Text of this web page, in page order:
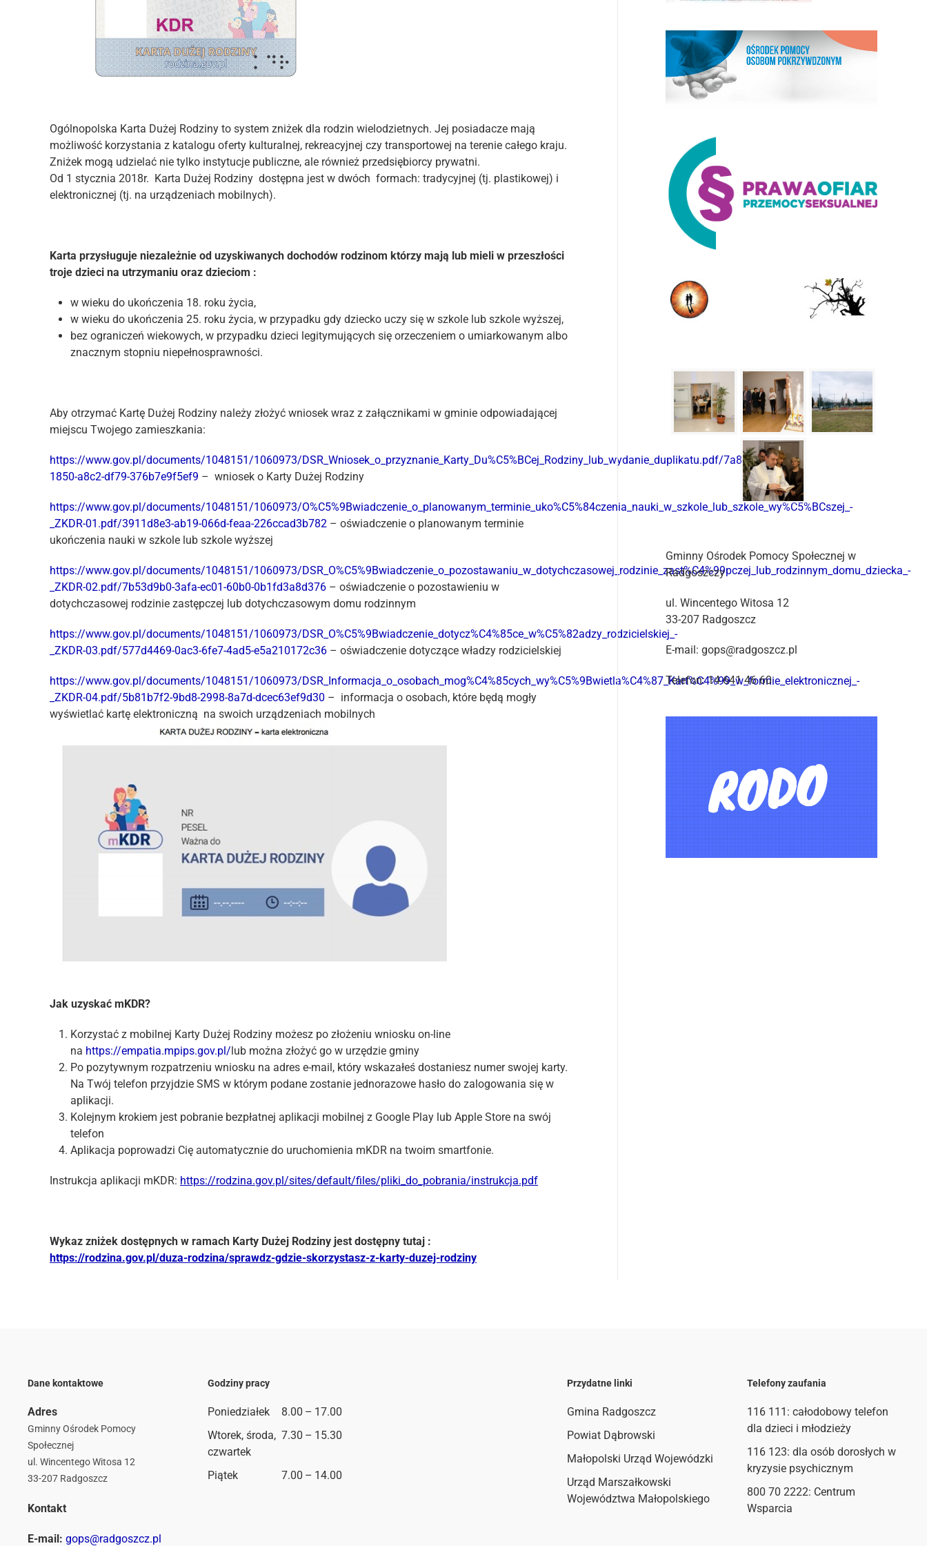
Ogólnopolska Karta Dużej Rodziny to system zniżek dla rodzin wielodzietnych. Jej posiadacze mają
możliwość korzystania z katalogu oferty kulturalnej, rekreacyjnej czy transportowej na terenie całego kraju.
Zniżek mogą udzielać nie tylko instytucje publiczne, ale również przedsiębiorcy prywatni.
Od 1 stycznia 2018r. Karta Dużej Rodziny dostępna jest w dwóch formach: tradycyjnej (tj. plastikowej) i
elektronicznej (tj. na urządzeniach mobilnych).
Karta przysługuje niezależnie od uzyskiwanych dochodów rodzinom którzy mają lub mieli w przeszłości
troje dzieci na utrzymaniu oraz dzieciom :
w wieku do ukończenia 18. roku życia,
w wieku do ukończenia 25. roku życia, w przypadku gdy dziecko uczy się w szkole lub szkole wyższej,
bez ograniczeń wiekowych, w przypadku dzieci legitymujących się orzeczeniem o umiarkowanym albo
znacznym stopniu niepełnosprawności.
Aby otrzymać Kartę Dużej Rodziny należy złożyć wniosek wraz z załącznikami w gminie odpowiadającej
miejscu Twojego zamieszkania:
https://www.gov.pl/documents/1048151/1060973/DSR_Wniosek_o_przyznanie_Karty_Du%C5%BCej_Rodziny_lub_wydanie_duplikatu.pdf/7a8cf82e-
1850-a8c2-df79-376b7e9f5ef9 – wniosek o Karty Dużej Rodziny
https://www.gov.pl/documents/1048151/1060973/O%C5%9Bwiadczenie_o_planowanym_terminie_uko%C5%84czenia_nauki_w_szkole_lub_szkole_wy%C5%BCszej_-
_ZKDR-01.pdf/3911d8e3-ab19-066d-feaa-226ccad3b782 – oświadczenie o planowanym terminie
ukończenia nauki w szkole lub szkole wyższej
https://www.gov.pl/documents/1048151/1060973/DSR_O%C5%9Bwiadczenie_o_pozostawaniu_w_dotychczasowej_rodzinie_zast%C4%99pczej_lub_rodzinnym_domu_dziecka_-
_ZKDR-02.pdf/7b53d9b0-3afa-ec01-60b0-0b1fd3a8d376 – oświadczenie o pozostawieniu w
dotychczasowej rodzinie zastępczej lub dotychczasowym domu rodzinnym
https://www.gov.pl/documents/1048151/1060973/DSR_O%C5%9Bwiadczenie_dotycz%C4%85ce_w%C5%82adzy_rodzicielskiej_-
_ZKDR-03.pdf/577d4469-0ac3-6fe7-4ad5-e5a210172c36 – oświadczenie dotyczące władzy rodzicielskiej
https://www.gov.pl/documents/1048151/1060973/DSR_Informacja_o_osobach_mog%C4%85cych_wy%C5%9Bwietla%C4%87_Kart%C4%99_w_formie_elektronicznej_-
_ZKDR-04.pdf/5b81b7f2-9bd8-2998-8a7d-dcec63ef9d30 – informacja o osobach, które będą mogły
wyświetlać kartę elektroniczną na swoich urządzeniach mobilnych
Jak uzyskać mKDR?
Korzystać z mobilnej Karty Dużej Rodziny możesz po złożeniu wniosku on-line
na https://empatia.mpips.gov.pl/lub można złożyć go w urzędzie gminy
Po pozytywnym rozpatrzeniu wniosku na adres e-mail, który wskazałeś dostaniesz numer swojej karty.
Na Twój telefon przyjdzie SMS w którym podane zostanie jednorazowe hasło do zalogowania się w
aplikacji.
Kolejnym krokiem jest pobranie bezpłatnej aplikacji mobilnej z Google Play lub Apple Store na swój
telefon
Aplikacja poprowadzi Cię automatycznie do uruchomienia mKDR na twoim smartfonie.
Instrukcja aplikacji mKDR: https://rodzina.gov.pl/sites/default/files/pliki_do_pobrania/instrukcja.pdf
Wykaz zniżek dostępnych w ramach Karty Dużej Rodziny jest dostępny tutaj :
https://rodzina.gov.pl/duza-rodzina/sprawdz-gdzie-skorzystasz-z-karty-duzej-rodziny
Gminny Ośrodek Pomocy Społecznej w
Radgoszczy
ul. Wincentego Witosa 12
33-207 Radgoszcz
E-mail: gops@radgoszcz.pl
Telefon: 14 641 46 60
Dane kontaktowe
Adres
Gminny Ośrodek Pomocy
Społecznej
ul. Wincentego Witosa 12
33-207 Radgoszcz
Kontakt
E-mail: gops@radgoszcz.pl
Godziny pracy
Poniedziałek
8.00 – 17.00
Wtorek, środa,
czwartek
7.30 – 15.30
Piątek 7.00 – 14.00
Przydatne linki
Gmina Radgoszcz
Powiat Dąbrowski
Małopolski Urząd Wojewódzki
Urząd Marszałkowski
Województwa Małopolskiego
Telefony zaufania
116 111 : całodobowy telefon
dla dzieci i młodzieży
116 123: dla osób dorosłych w
kryzysie psychicznym
800 70 2222: Centrum
Wsparcia